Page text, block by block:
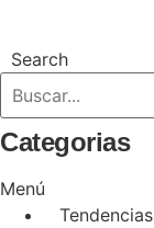
Search
Categorias
Menú
Tendencias